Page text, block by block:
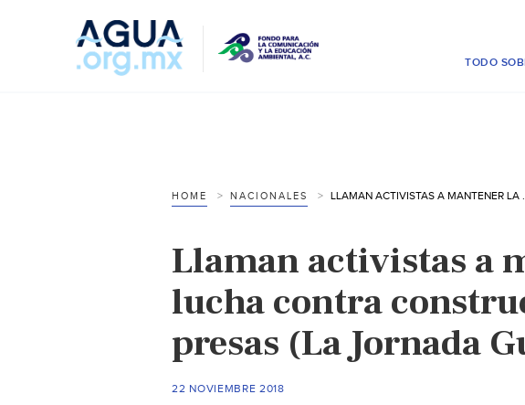
TODO
HOME NACIONALES LLAMAN ACTIVISTAS A
Llaman activistas a
lucha contra
presas (La Jornada
22 NOVIEMBRE 2018